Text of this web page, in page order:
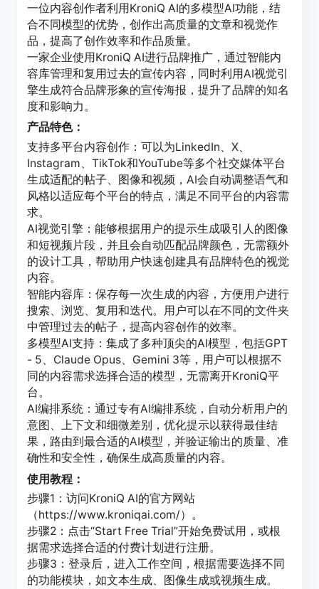
一位内容创作者利用KroniQ AI的多模型AI功能，结
合不同模型的优势，创作出高质量的文章和视觉作
品，提高了创作效率和作品质量。
一家企业使用KroniQ AI进行品牌推广，通过智能内
容库管理和复用过去的宣传内容，同时利用AI视觉引
擎生成符合品牌形象的宣传海报，提升了品牌的知名
度和影响力。
产品特色：
支持多平台内容创作：可以为LinkedIn、X、
Instagram、TikTok和YouTube等多个社交媒体平台
生成适配的帖子、图像和视频，AI会自动调整语气和
风格以适应每个平台的特点，满足不同平台的内容需
求。
AI视觉引擎：能够根据用户的提示生成吸引人的图像
和短视频片段，并且会自动匹配品牌颜色，无需额外
的设计工具，帮助用户快速创建具有品牌特色的视觉
内容。
智能内容库：保存每一次生成的内容，方便用户进行
搜索、浏览、复用和迭代。用户可以在不同的文件夹
中管理过去的帖子，提高内容创作的效率。
多模型AI支持：集成了多种顶尖的AI模型，包括GPT
- 5、Claude Opus、Gemini 3等，用户可以根据不
同的内容需求选择合适的模型，无需离开KroniQ平
台。
AI编排系统：通过专有AI编排系统，自动分析用户的
意图、上下文和细微差别，优化提示以获得最佳结
果，路由到最合适的AI模型，并验证输出的质量、准
确性和安全性，确保生成高质量的内容。
使用教程：
步骤1：访问KroniQ AI的官方网站
（https://www.kroniqai.com/）。
步骤2：点击“Start Free Trial”开始免费试用，或根
据需求选择合适的付费计划进行注册。
步骤3：登录后，进入工作空间，根据需要选择不同
的功能模块，如文本生成、图像生成或视频生成。